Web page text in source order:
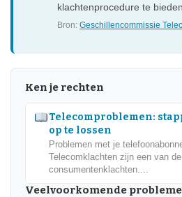
klachtenprocedure te bieden.
Bron:Geschillencommissie
Ken je rechten
Telecomproblemen:
op te lossen
Problemen met je
Telecomklachten zijn een van
consumentenklachten....
Veelvoorkomende